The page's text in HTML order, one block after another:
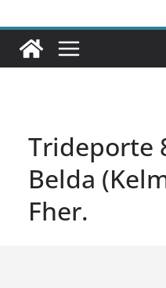
Trideporte
Belda
Fher.